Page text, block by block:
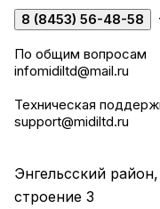
8 (8453) 56-48-58
По общим вопросам
infomidiltd@mail.ru
Техническая
support@midiltd.ru
Энгельсский
строение 3